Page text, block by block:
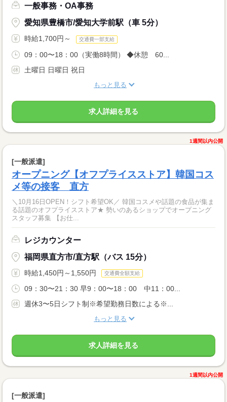
一般事務・OA事務
愛知県豊橋市/愛知大学前駅（車 5分）
時給1,700円～ 交通費一部支給
09：00〜18：00（実働8時間） ◆休憩 60...
土曜日 日曜日 祝日
もっと見る
求人詳細を見る
1週間以内公開
[一般派遣]
オープニング【オフプライスストア】韓国コス
メ等の接客 直方
＼10月16日OPEN！シフト希望OK／ 韓国コスメや話題の食品が集ま
る話題のオフプライスストア★ 勢いのあるショップでオープニング
スタッフ募集 【お仕...
レジカウンター
福岡県直方市/直方駅（バス 15分）
時給1,450円～1,550円 交通費全額支給
09：30〜21：30 早9：00〜18：00 中11：00...
週休3〜5日シフト制※希望勤務日数による※...
もっと見る
求人詳細を見る
1週間以内公開
[一般派遣]